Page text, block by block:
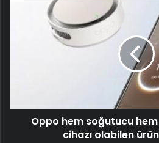
Oppo hem soğutucu
cihazı olabilen